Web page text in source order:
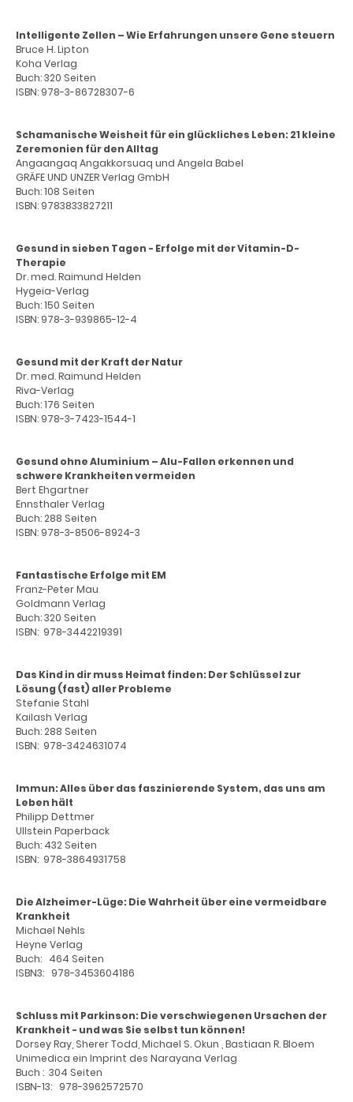
Intelligente Zellen – Wie Erfahrungen unsere Gene steuern
Bruce H. Lipton
Koha Verlag
Buch: 320 Seiten
ISBN: 978-3-86728307-6
Schamanische Weisheit für ein glückliches Leben: 21 kleine
Zeremonien für den Alltag
Angaangaq Angakkorsuaq und Angela Babel
GRÄFE UND UNZER Verlag GmbH
Buch: 108 Seiten
ISBN: 9783833827211
Gesund in sieben Tagen - Erfolge mit der Vitamin-D-
Therapie
Dr. med. Raimund Helden
Hygeia-Verlag
Buch: 150 Seiten
ISBN: 978-3-939865-12-4
Gesund mit der Kraft der Natur
Dr. med. Raimund Helden
Riva-Verlag
Buch: 176 Seiten
ISBN: 978-3-7423-1544-1
Gesund ohne Aluminium – Alu-Fallen erkennen und
schwere Krankheiten vermeiden
Bert Ehgartner
Ennsthaler Verlag
Buch: 288 Seiten
ISBN: 978-3-8506-8924-3
Fantastische Erfolge mit EM
Franz-Peter Mau
Goldmann Verlag
Buch: 320 Seiten
ISBN: ‎ 978-3442219391
Das Kind in dir muss Heimat finden: Der Schlüssel zur
Lösung (fast) aller Probleme
Stefanie Stahl
Kailash Verlag
Buch: 288 Seiten
ISBN: ‎ 978-3424631074
Immun: Alles über das faszinierende System, das uns am
Leben hält
Philipp Dettmer
Ullstein Paperback
Buch: 432 Seiten
ISBN: ‎ 978-3864931758
Die Alzheimer-Lüge: Die Wahrheit über eine vermeidbare
Krankheit
Michael Nehls
Heyne Verlag
Buch: 464 Seiten
ISBN3: ‎ 978-3453604186
Schluss mit Parkinson: Die verschwiegenen Ursachen der
Krankheit - und was Sie selbst tun können!
Dorsey Ray, Sherer Todd, Michael S. Okun , Bastiaan R. Bloem
Unimedica ein Imprint des Narayana Verlag
Buch : ‎ 304 Seiten
ISBN-13: ‎ 978-3962572570